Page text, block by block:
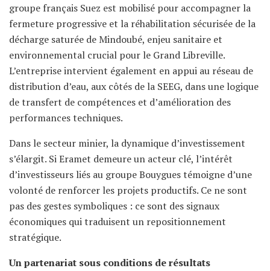
groupe français Suez est mobilisé pour accompagner la
fermeture progressive et la réhabilitation sécurisée de la
décharge saturée de Mindoubé, enjeu sanitaire et
environnemental crucial pour le Grand Libreville.
L’entreprise intervient également en appui au réseau de
distribution d’eau, aux côtés de la SEEG, dans une logique
de transfert de compétences et d’amélioration des
performances techniques.
Dans le secteur minier, la dynamique d’investissement
s’élargit. Si Eramet demeure un acteur clé, l’intérêt
d’investisseurs liés au groupe Bouygues témoigne d’une
volonté de renforcer les projets productifs. Ce ne sont
pas des gestes symboliques : ce sont des signaux
économiques qui traduisent un repositionnement
stratégique.
Un partenariat sous conditions de résultats